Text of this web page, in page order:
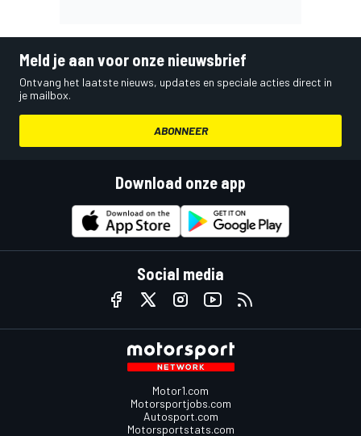
Meld je aan voor onze nieuwsbrief
Ontvang het laatste nieuws, updates en speciale acties direct in
je mailbox.
ABONNEER
Download onze app
Social media
Motor1.com
Motorsportjobs.com
Autosport.com
Motorsportstats.com